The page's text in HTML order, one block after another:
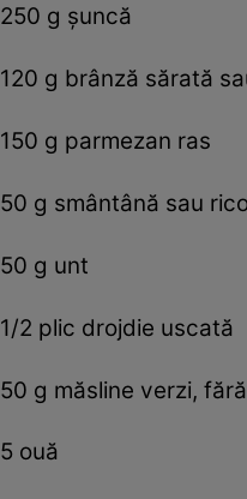
250 g șuncă
120 g brânză sărată
150 g parmezan ras
50 g smântână sau
50 g unt
1/2 plic drojdie uscată
50 g măsline verzi,
5 ouă